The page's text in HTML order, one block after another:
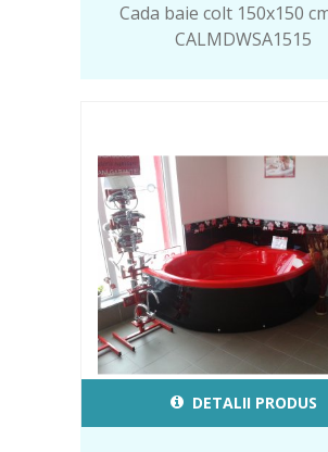
Cada baie colt 150x150
CALMDWSA1515
DETALII PRODUS